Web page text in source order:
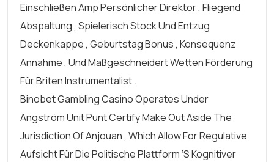
Einschließen Amp Persönlicher Direktor , Fliegend
Abspaltung , Spielerisch Stock Und Entzug
Deckenkappe , Geburtstag Bonus , Konsequenz
Annahme , Und Maßgeschneidert Wetten Förderung
Für Briten Instrumentalist .
Binobet Gambling Casino Operates Under
Angström Unit Punt Certify Make Out Aside The
Jurisdiction Of Anjouan , Which Allow For Regulative
Aufsicht Für Die Politische Plattform ‘s Kognitiver